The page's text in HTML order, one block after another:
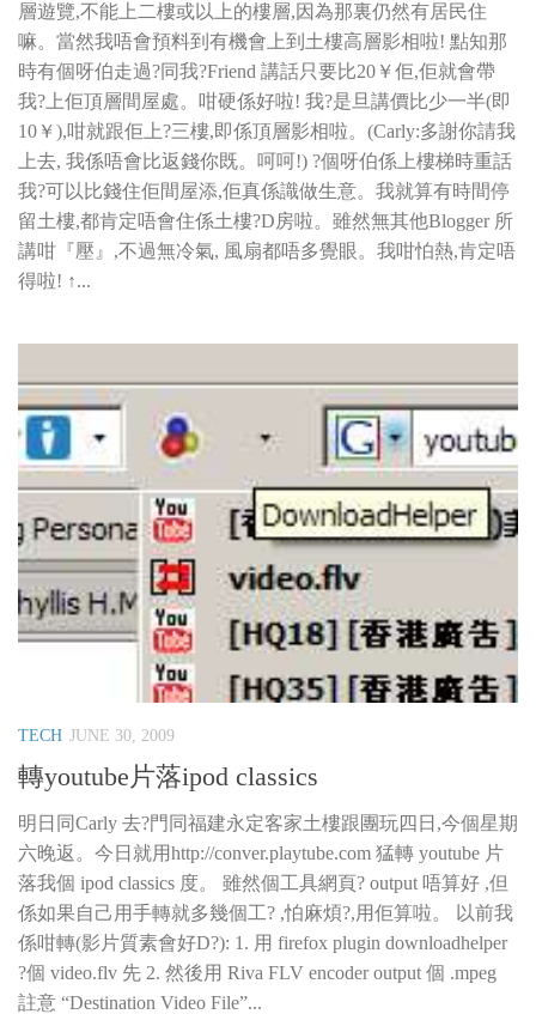
層遊覽,不能上二樓或以上的樓層,因為那裏仍然有居民住
嘛。當然我唔會預料到有機會上到土樓高層影相啦! 點知那
時有個呀伯走過?同我?Friend 講話只要比20￥佢,佢就會帶
我?上佢頂層間屋處。咁硬係好啦! 我?是旦講價比少一半(即
10￥),咁就跟佢上?三樓,即係頂層影相啦。(Carly:多謝你請我
上去, 我係唔會比返錢你既。呵呵!) ?個呀伯係上樓梯時重話
我?可以比錢住佢間屋添,佢真係識做生意。我就算有時間停
留土樓,都肯定唔會住係土樓?D房啦。雖然無其他Blogger 所
講咁『壓』,不過無冷氣, 風扇都唔多覺眼。我咁怕熱,肯定唔
得啦! ↑...
TECH JUNE 30, 2009
轉youtube片落ipod classics
明日同Carly 去?門同福建永定客家土樓跟團玩四日,今個星期
六晚返。今日就用http://conver.playtube.com 猛轉 youtube 片
落我個 ipod classics 度。 雖然個工具網頁? output 唔算好 ,但
係如果自己用手轉就多幾個工? ,怕麻煩?,用佢算啦。 以前我
係咁轉(影片質素會好D?): 1. 用 firefox plugin downloadhelper
?個 video.flv 先 2. 然後用 Riva FLV encoder output 個 .mpeg
註意 “Destination Video File”...